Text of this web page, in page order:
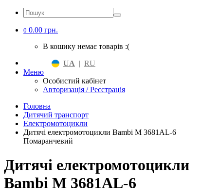
0 0.00 грн.
В кошику немає товарів :(
UA | RU
Меню
Особистий кабінет
Авторизація / Реєстрація
Головна
Дитячий транспорт
Електромотоцикли
Дитячі електромотоцикли Bambi M 3681AL-6
Помаранчевий
Дитячі електромотоцикли
Bambi M 3681AL-6